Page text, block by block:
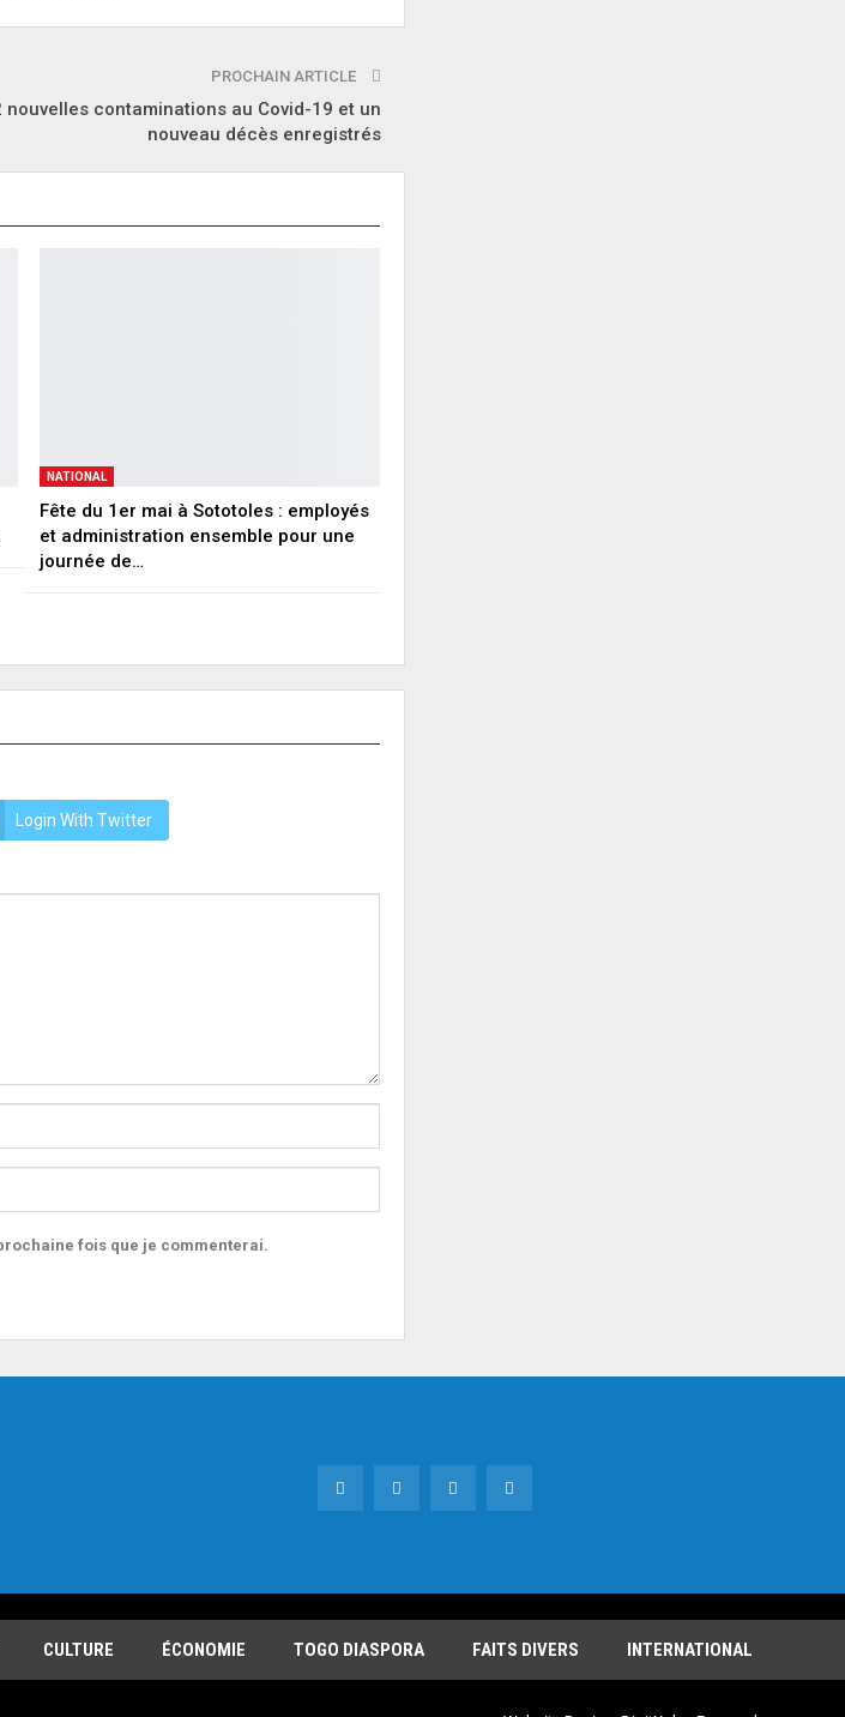
PROCHAIN ARTICLE
nouvelles contaminations au Covid-19 et un
nouveau décès enregistrés
NATIONAL
Fête du 1er mai à Sototoles : employés
et administration ensemble pour une
journée de…
Login With Twitter
fois que je commenterai.
CULTURE ÉCONOMIE TOGO DIASPORA FAITS DIVERS INTERNATIONAL